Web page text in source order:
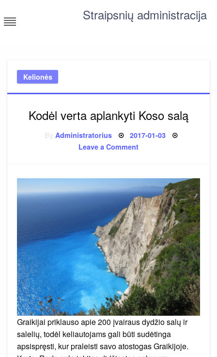
to
content
Straipsnių administracija
Kelionės
Kodėl verta aplankyti Koso salą
Administratorius Posted
2017-01-03
Leave a Commenton
salą
Graikijai priklauso apie 200 įvairaus dydžio salų ir
salelių, todėl keliautojams gali būti sudėtinga
apsispręsti, kur praleisti savo atostogas Graikijoje.